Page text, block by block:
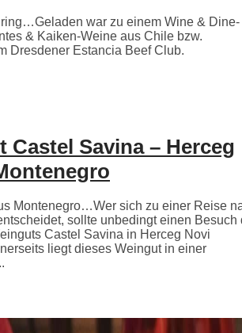
war zu einem Wine & Dine-
& Kaiken-Weine aus Chile bzw.
Dresdener Estancia Beef Club.
Castel Savina – Herceg
Montenegro…Wer sich zu einer Reise
sollte unbedingt einen Besuch
Castel Savina in Herceg Novi
liegt dieses Weingut in einer